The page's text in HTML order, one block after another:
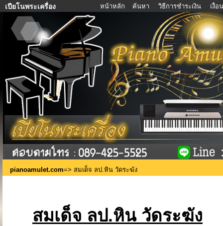
เปียโนพระเครื่อง หน้าหลัก ค้นหา วิธีการชำระเงิน เงื่
pianoamulet.com=> สมเด็จ ลป.หิน วัดระฆัง
สมเด็จ ลป.หิน วัดระฆัง